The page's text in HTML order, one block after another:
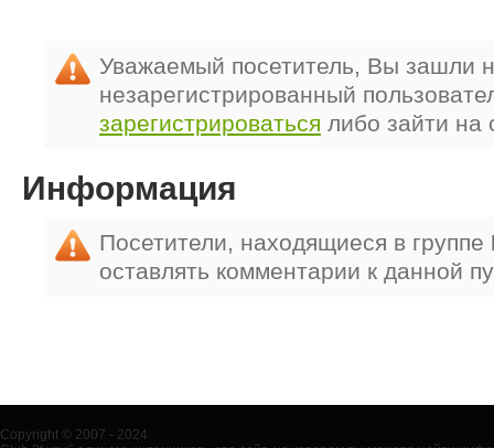
Уважаемый посетитель, Вы зашли
незарегистрированный
зарегистрироваться либо зайти на
Информация
Посетители, находящиеся в группе
оставлять комментарии к данной
Copyright © 2007 - 2024